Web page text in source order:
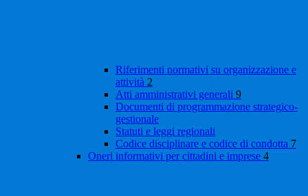
Riferimenti normativi su organizzazione e
attività 2
Atti amministrativi generali 9
Documenti di programmazione strategico-
gestionale
Statuti e leggi regionali
Codice disciplinare e codice di condotta 7
Oneri informativi per cittadini e imprese 4